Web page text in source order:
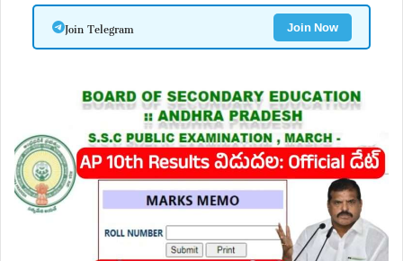
Join Telegram Join Now